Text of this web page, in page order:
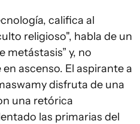
califica al
religioso", habla de un
metástasis” y, no
ascenso. El aspirante a
disfruta de una
una retórica
las primarias del